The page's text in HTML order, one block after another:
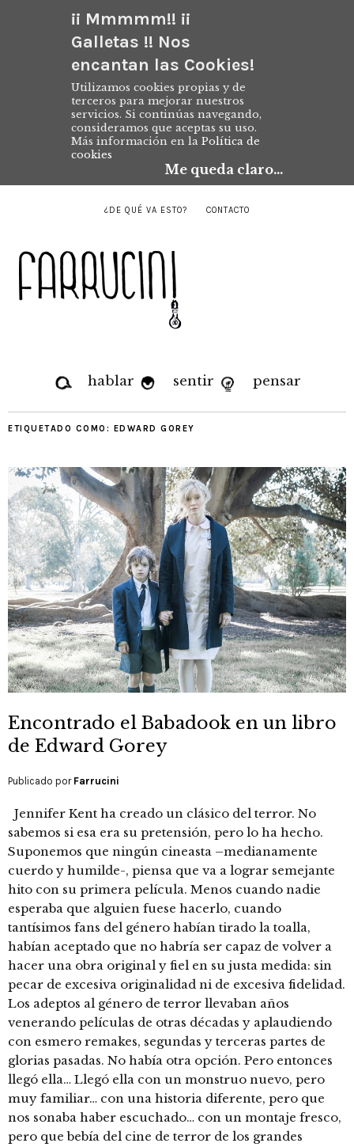
¡¡ Mmmmm!! ¡¡
Galletas !! Nos
encantan las Cookies!
Utilizamos cookies propias y de
terceros para mejorar nuestros
servicios. Si continúas navegando,
consideramos que aceptas su uso.
Más información en la Política de
cookies
Me queda claro...
¿DE QUÉ VA ESTO? CONTACTO
hablar sentir pensar
ETIQUETADO COMO: EDWARD GOREY
Encontrado el Babadook en un libro
de Edward Gorey
Publicado por Farrucini
Jennifer Kent ha creado un clásico del terror. No
sabemos si esa era su pretensión, pero lo ha hecho.
Suponemos que ningún cineasta –medianamente
cuerdo y humilde-, piensa que va a lograr semejante
hito con su primera película. Menos cuando nadie
esperaba que alguien fuese hacerlo, cuando
tantísimos fans del género habían tirado la toalla,
habían aceptado que no habría ser capaz de volver a
hacer una obra original y fiel en su justa medida: sin
pecar de excesiva originalidad ni de excesiva fidelidad.
Los adeptos al género de terror llevaban años
venerando películas de otras décadas y aplaudiendo
con esmero remakes, segundas y terceras partes de
glorias pasadas. No había otra opción. Pero entonces
llegó ella… Llegó ella con un monstruo nuevo, pero
muy familiar… con una historia diferente, pero que
nos sonaba haber escuchado… con un montaje fresco,
pero que bebía del cine de terror de los grandes